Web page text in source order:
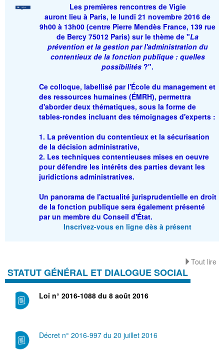
Les premières rencontres de Vigie
auront lieu à Paris, le lundi 21 novembre 2016 de
9h00 à 13h00 (centre Pierre Mendès France, 139 rue
de Bercy 75012 Paris) sur le thème de "La
prévention et la gestion par l'administration du
contentieux de la fonction publique : quelles
possibilités ?".
Ce colloque, labellisé par l'École du management et
des ressources humaines (ÉMRH), permettra
d'aborder deux thématiques, sous la forme de
tables-rondes incluant des témoignages d'experts :
1. La prévention du contentieux et la sécurisation
de la décision administrative,
2. Les techniques contentieuses mises en oeuvre
pour défendre les intérêts des parties devant les
juridictions administratives.
Un panorama de l'actualité jurisprudentielle en droit
de la fonction publique sera également présenté
par un membre du Conseil d'État.
Inscrivez-vous en ligne dès à présent
Tout lire
STATUT GÉNÉRAL ET DIALOGUE SOCIAL
Loi n° 2016-1088 du 8 août 2016
Décret n° 2016-997 du 20 juillet 2016